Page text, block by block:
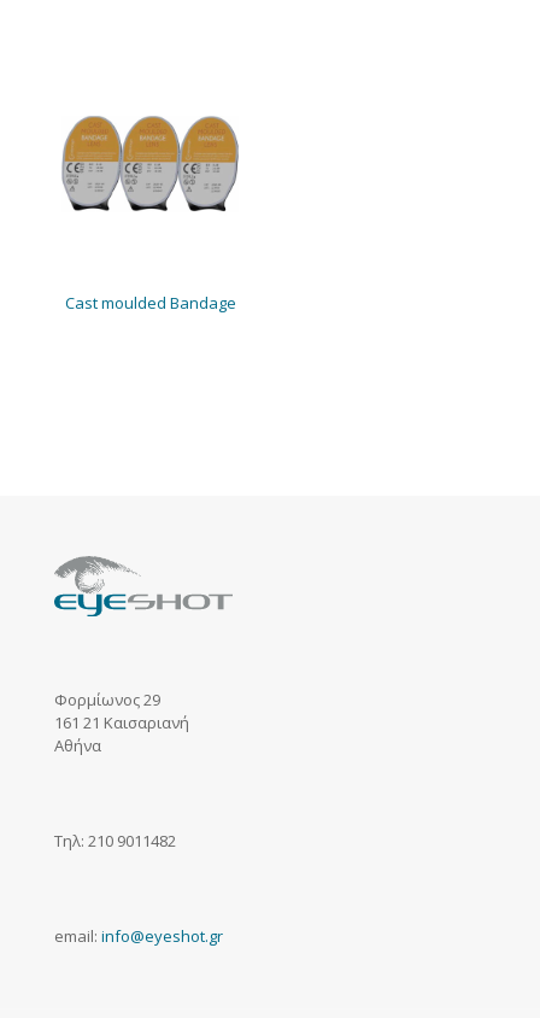
Cast moulded Bandage
Φορμίωνος 29
161 21 Καισαριανή
Αθήνα
Τηλ: 210 9011482
email: info@eyeshot.gr